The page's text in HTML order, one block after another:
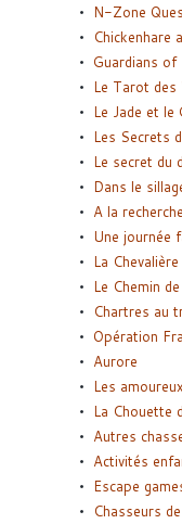
N-Zone
Chickenhare
Guardians of
Le Tarot des
Le Jade et le
Les Secrets
Le secret du
Dans le
A la
Une journée
La
Le Chemin
Chartres au
Opération
Aurore
Les
La Chouette
Autres
Activités
Escape
Chasseurs